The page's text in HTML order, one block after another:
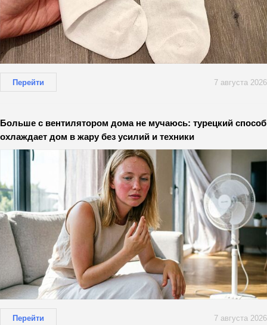
Перейти 7 августа 2026
Больше с вентилятором дома не мучаюсь: турецкий способ
охлаждает дом в жару без усилий и техники
Перейти 7 августа 2026